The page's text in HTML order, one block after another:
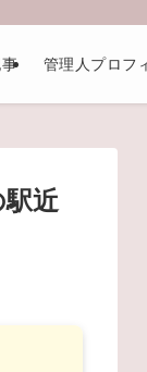
管理人プロフ
近